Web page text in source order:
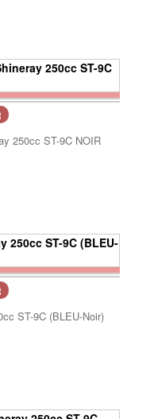
250cc ST-9C NOIR
ST-9C (BLEU-Noir)